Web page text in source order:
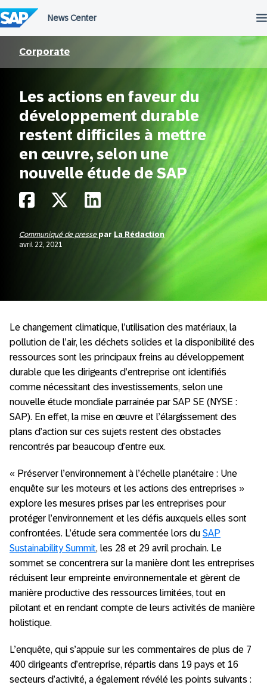
au
contenu
Corporate
Les actions en faveur du
développement durable
restent difficiles à mettre
en œuvre, selon une
nouvelle étude de SAP
Communiqué de presse par La Rédaction
avril 22, 2021
Le changement climatique, l’utilisation des matériaux, la
pollution de l’air, les déchets solides et la disponibilité des
ressources sont les principaux freins au développement
durable que les dirigeants d’entreprise ont identifiés
comme nécessitant des investissements, selon une
nouvelle étude mondiale parrainée par SAP SE (NYSE :
SAP). En effet, la mise en œuvre et l’élargissement des
plans d’action sur ces sujets restent des obstacles
rencontrés par beaucoup d’entre eux.
« Préserver l’environnement à l’échelle planétaire : Une
enquête sur les moteurs et les actions des entreprises »
explore les mesures prises par les entreprises pour
protéger l’environnement et les défis auxquels elles sont
confrontées. L’étude sera commentée lors du SAP
Sustainability Summit, les 28 et 29 avril prochain. Le
sommet se concentrera sur la manière dont les entreprises
réduisent leur empreinte environnementale et gèrent de
manière productive des ressources limitées, tout en
pilotant et en rendant compte de leurs activités de manière
holistique.
L’enquête, qui s’appuie sur les commentaires de plus de 7
400 dirigeants d’entreprise, répartis dans 19 pays et 16
secteurs d’activité, a également révélé les points suivants :